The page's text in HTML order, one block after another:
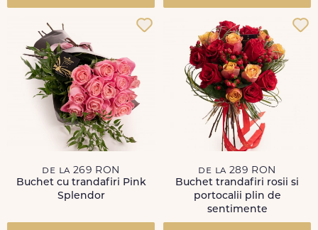
de la 269 RON
Buchet cu trandafiri Pink
Splendor
de la 289 RON
Buchet trandafiri rosii si
portocalii plin de
sentimente